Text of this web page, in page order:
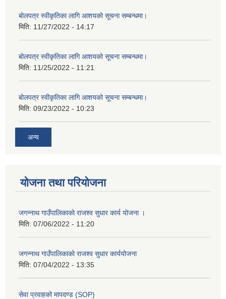
बोलपत्र स्वीकृतिका लागि आशयको सूचना सम्बन्धमा।
मिति: 11/27/2022 - 14:17
बोलपत्र स्वीकृतिका लागि आशयको सूचना सम्बन्धमा।
मिति: 11/25/2022 - 11:21
बोलपत्र स्वीकृतिका लागि आशयको सूचना सम्बन्धमा।
मिति: 09/23/2022 - 10:23
अन्य
योजना तथा परियोजना
जगन्नाथ गाउँपालिकाको राजश्व सुधार कार्य योजना ।
मिति: 07/06/2022 - 11:20
जगन्नाथ गाउँपालिकाको राजश्व सुधार कार्ययोजना
मिति: 07/04/2022 - 13:35
सेवा प्रवाहको मापदण्ड (SOP)